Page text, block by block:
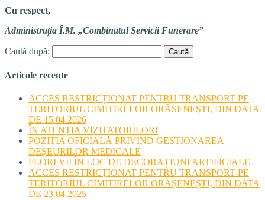
Cu respect,
Administrația Î.M. „Combinatul Servicii Funerare”
Caută după:
Articole recente
ACCES RESTRICȚIONAT PENTRU TRANSPORT PE
TERITORIUL CIMITIRELOR ORĂȘENEȘTI, DIN DATA
DE 15.04.2026
ÎN ATENȚIA VIZITATORILOR!
POZIȚIA OFICIALĂ PRIVIND GESTIONAREA
DEȘEURILOR MEDICALE
FLORI VII ÎN LOC DE DECORAȚIUNI ARTIFICIALE
ACCES RESTRICȚIONAT PENTRU TRANSPORT PE
TERITORIUL CIMITIRELOR ORĂȘENEȘTI, DIN DATA
DE 23.04.2025